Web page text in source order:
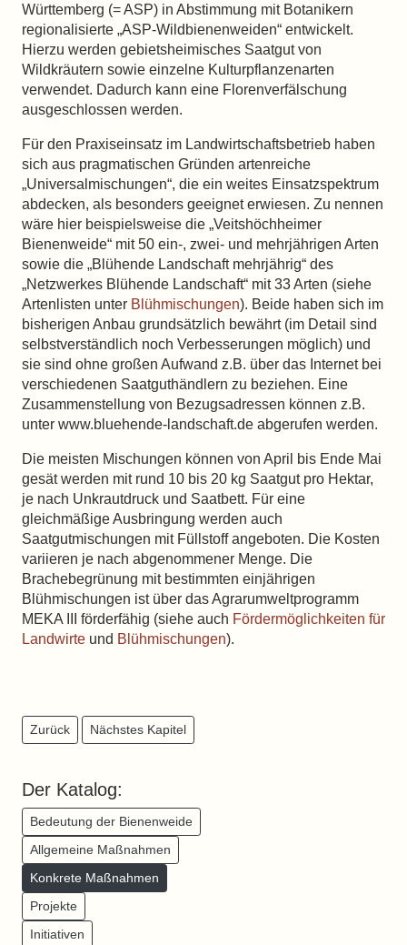
Württemberg (= ASP) in Abstimmung mit Botanikern
regionalisierte „ASP-Wildbienenweiden“ entwickelt.
Hierzu werden gebietsheimisches Saatgut von
Wildkräutern sowie einzelne Kulturpflanzenarten
verwendet. Dadurch kann eine Florenverfälschung
ausgeschlossen werden.
Für den Praxiseinsatz im Landwirtschaftsbetrieb haben
sich aus pragmatischen Gründen artenreiche
„Universalmischungen“, die ein weites Einsatzspektrum
abdecken, als besonders geeignet erwiesen. Zu nennen
wäre hier beispielsweise die „Veitshöchheimer
Bienenweide“ mit 50 ein-, zwei- und mehrjährigen Arten
sowie die „Blühende Landschaft mehrjährig“ des
„Netzwerkes Blühende Landschaft“ mit 33 Arten (siehe
Artenlisten unter Blühmischungen). Beide haben sich im
bisherigen Anbau grundsätzlich bewährt (im Detail sind
selbstverständlich noch Verbesserungen möglich) und
sie sind ohne großen Aufwand z.B. über das Internet bei
verschiedenen Saatguthändlern zu beziehen. Eine
Zusammenstellung von Bezugsadressen können z.B.
unter www.bluehende-landschaft.de abgerufen werden.
Die meisten Mischungen können von April bis Ende Mai
gesät werden mit rund 10 bis 20 kg Saatgut pro Hektar,
je nach Unkrautdruck und Saatbett. Für eine
gleichmäßige Ausbringung werden auch
Saatgutmischungen mit Füllstoff angeboten. Die Kosten
variieren je nach abgenommener Menge. Die
Brachebegrünung mit bestimmten einjährigen
Blühmischungen ist über das Agrarumweltprogramm
MEKA III förderfähig (siehe auch Fördermöglichkeiten für
Landwirte und Blühmischungen).
Zurück Nächstes Kapitel
Der Katalog:
Bedeutung der Bienenweide
Allgemeine Maßnahmen
Konkrete Maßnahmen
Projekte
Initiativen